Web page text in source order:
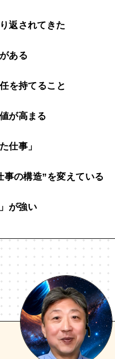
返されてきた
ある
を持てること
が高まる
仕事」
の構造”を変えている
が強い